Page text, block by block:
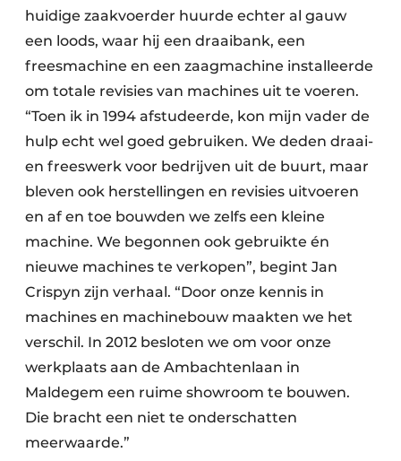
huidige zaakvoerder huurde echter al gauw
een loods, waar hij een draaibank, een
freesmachine en een zaagmachine installeerde
om totale revisies van machines uit te voeren.
“Toen ik in 1994 afstudeerde, kon mijn vader de
hulp echt wel goed gebruiken. We deden draai-
en freeswerk voor bedrijven uit de buurt, maar
bleven ook herstellingen en revisies uitvoeren
en af en toe bouwden we zelfs een kleine
machine. We begonnen ook gebruikte én
nieuwe machines te verkopen”, begint Jan
Crispyn zijn verhaal. “Door onze kennis in
machines en machinebouw maakten we het
verschil. In 2012 besloten we om voor onze
werkplaats aan de Ambachtenlaan in
Maldegem een ruime showroom te bouwen.
Die bracht een niet te onderschatten
meerwaarde.”